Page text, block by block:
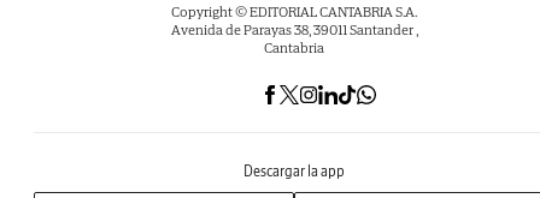
Copyright © EDITORIAL CANTABRIA S.A.
Avenida de Parayas 38, 39011 Santander ,
Cantabria
Descargar la app